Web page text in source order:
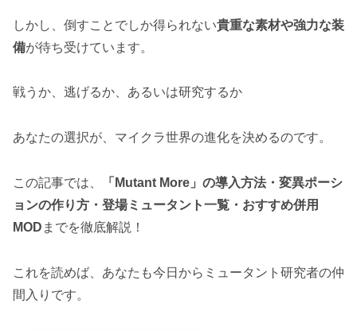
しかし、倒すことでしか得られない貴重な素材や強力な装
備が待ち受けています。
戦うか、逃げるか、あるいは研究するか
あなたの選択が、マイクラ世界の進化を決めるのです。
この記事では、
「Mutant More」の導入方法・変異ポーシ
ョンの作り方・登場ミュータント一覧・おすすめ併用
MOD までを徹底解説！
これを読めば、あなたも今日からミュータント研究者の仲
間入りです。